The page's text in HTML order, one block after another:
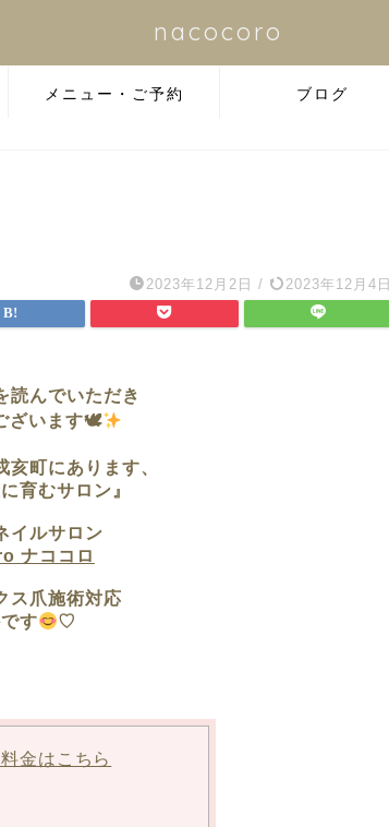
nacocoro
メニュー・ご予約 ブログ
2023年12月2日 / 2023年12月4日
読んでいただき
ざいます🕊
亥町にあります、
育むサロン』
イルサロン
ナココロ
ス爪施術対応
す
♡
金はこちら